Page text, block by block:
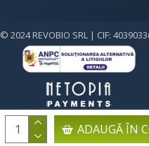
ADAUGĂ ÎN
© 2024 REVOBIO SRL | CIF: